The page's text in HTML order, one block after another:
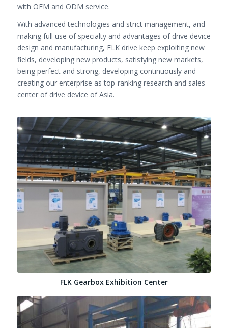
with OEM and ODM service.
With advanced technologies and strict management, and
making full use of specialty and advantages of drive device
design and manufacturing, FLK drive keep exploiting new
fields, developing new products, satisfying new markets,
being perfect and strong, developing continuously and
creating our enterprise as top-ranking research and sales
center of drive device of Asia.
FLK Gearbox Exhibition Center